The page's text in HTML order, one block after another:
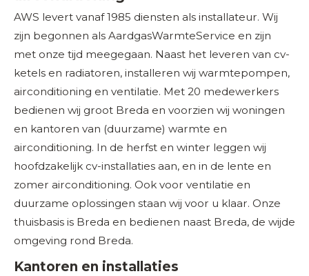
AWS levert vanaf 1985 diensten als installateur. Wij
zijn begonnen als AardgasWarmteService en zijn
met onze tijd meegegaan. Naast het leveren van cv-
ketels en radiatoren, installeren wij warmtepompen,
airconditioning en ventilatie. Met 20 medewerkers
bedienen wij groot Breda en voorzien wij woningen
en kantoren van (duurzame) warmte en
airconditioning. In de herfst en winter leggen wij
hoofdzakelijk cv-installaties aan, en in de lente en
zomer airconditioning. Ook voor ventilatie en
duurzame oplossingen staan wij voor u klaar. Onze
thuisbasis is Breda en bedienen naast Breda, de wijde
omgeving rond Breda.
Kantoren en installaties